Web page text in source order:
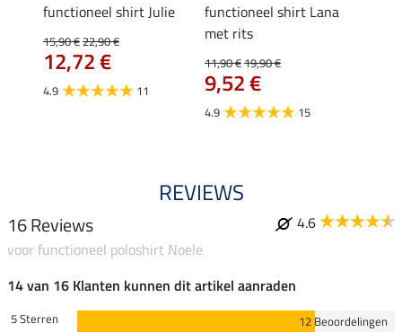
functioneel shirt Julie
15,90 €22,90 €
12,72 €
4.9 11
functioneel shirt Lana
met rits
11,90 €19,90 €
9,52 €
4.9 15
REVIEWS
16 Reviews
4.6
voor functioneel poloshirt Noele
14 van 16 Klanten kunnen dit artikel aanraden
5 Sterren
12 Beoordelingen